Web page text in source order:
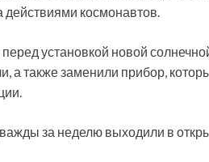
космонавтов.
установкой новой
а также заменили прибор,
за неделю выходили в